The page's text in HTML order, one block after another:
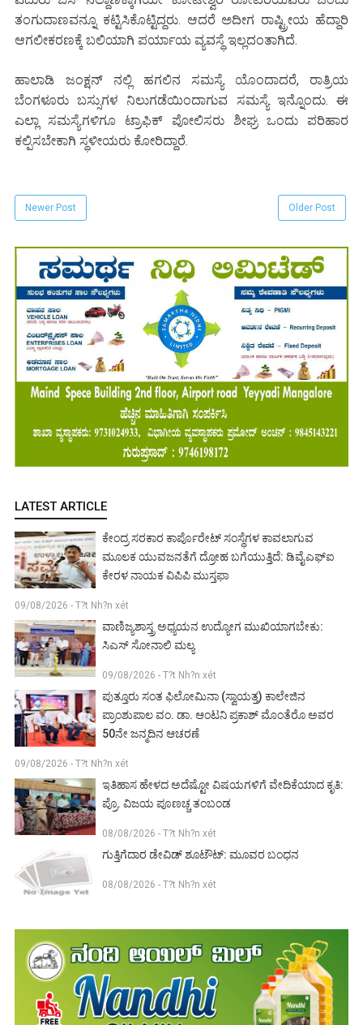
ತಂಗುದಾಣವನ್ನೂ ಕಟ್ಟಿಸಿಕೊಟ್ಟಿದ್ದರು. ಆದರೆ ಅದೀಗ ರಾಷ್ಟ್ರೀಯ ಹೆದ್ದಾರಿ
ಆಗಲೀಕರಣಕ್ಕೆ ಬಲಿಯಾಗಿ ಪರ್ಯಾಯ ವ್ಯವಸ್ಥೆ ಇಲ್ಲದಂತಾಗಿದೆ.
ಹಾಲಾಡಿ ಜಂಕ್ಷನ್ ನಲ್ಲಿ ಹಗಲಿನ ಸಮಸ್ಯೆ ಯೊಂದಾದರೆ, ರಾತ್ರಿಯ
ಬೆಂಗಳೂರು ಬಸ್ಸುಗಳ ನಿಲುಗಡೆಯಿಂದಾಗುವ ಸಮಸ್ಯೆ ಇನ್ನೊಂದು. ಈ
ಎಲ್ಲಾ ಸಮಸ್ಯೆಗಳಿಗೂ ಟ್ರಾಫಿಕ್ ಪೋಲಿಸರು ಶೀಘ್ರ ಒಂದು ಪರಿಹಾರ
ಕಲ್ಪಿಸಬೇಕಾಗಿ ಸ್ಥಳೀಯರು ಕೋರಿದ್ದಾರೆ.
Newer Post Older Post
LATEST ARTICLE
ಕೇಂದ್ರ ಸರಕಾರ ಕಾರ್ಪೊರೇಟ್ ಸಂಸ್ಥೆಗಳ ಕಾವಲಾಗುವ
ಮೂಲಕ ಯುವಜನತೆಗೆ ದ್ರೋಹ ಬಗೆಯುತ್ತಿದೆ: ಡಿವೈಎಫ್‌ಐ
ಕೇರಳ‌ ನಾಯಕ ವಿಪಿಪಿ ಮುಸ್ತಫಾ
09/08/2026 - T?t Nh?n xét
ವಾಣಿಜ್ಯಶಾಸ್ತ್ರ ಅಧ್ಯಯನ ಉದ್ಯೋಗ ಮುಖಿಯಾಗಬೇಕು:
ಸಿಎಸ್ ಸೋನಾಲಿ ಮಲ್ಯ
09/08/2026 - T?t Nh?n xét
ಪುತ್ತೂರು ಸಂತ ಫಿಲೋಮಿನಾ (ಸ್ವಾಯತ್ತ) ಕಾಲೇಜಿನ
ಪ್ರಾಂಶುಪಾಲ ವಂ. ಡಾ. ಆಂಟನಿ ಪ್ರಕಾಶ್ ಮೊಂತೆರೊ ಅವರ
50ನೇ ಜನ್ಮದಿನ ಆಚರಣೆ
09/08/2026 - T?t Nh?n xét
ಇತಿಹಾಸ ಹೇಳದ ಅದೆಷ್ಟೋ ವಿಷಯಗಳಿಗೆ ವೇದಿಕೆಯಾದ ಕೃತಿ:
ಪ್ರೊ. ವಿಜಯ ಪೂಣಚ್ಚ ತಂಬಂಡ
08/08/2026 - T?t Nh?n xét
ಗುತ್ತಿಗೆದಾರ ಡೇವಿಡ್ ಶೂಟೌಟ್: ಮೂವರ ಬಂಧನ
08/08/2026 - T?t Nh?n xét